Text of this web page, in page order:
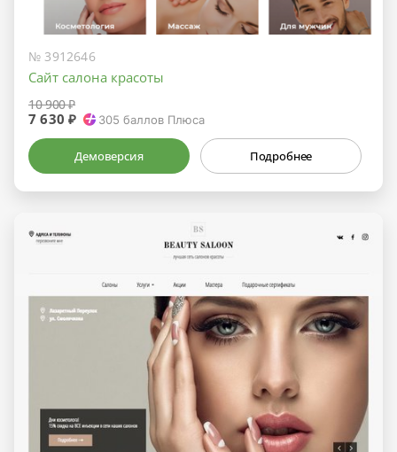
№ 3912646
Сайт салона красоты
10 900 ₽
7 630 ₽ 305 баллов Плюса
Демоверсия Подробнее